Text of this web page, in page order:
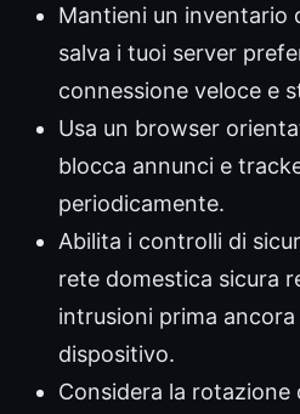
Mantieni un inventario
salva i tuoi server
connessione veloce e
Usa un browser
blocca annunci e
periodicamente.
Abilita i controlli di
rete domestica sicura
intrusioni prima
dispositivo.
Considera la rotazione